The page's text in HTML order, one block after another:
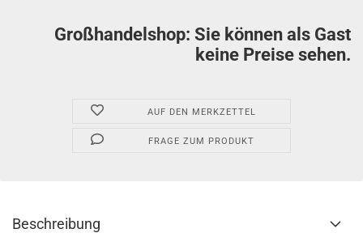
Großhandelshop: Sie können als Gast
keine Preise sehen.
AUF DEN MERKZETTEL
FRAGE ZUM PRODUKT
Beschreibung